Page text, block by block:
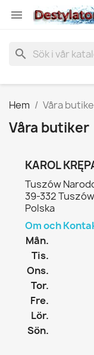

search
Hem Våra
Våra butiker
KAROL
Tuszów
39-332
Polska
Om och
Mån.
Tis.
Ons.
Tor.
Fre.
Lör.
Sön.